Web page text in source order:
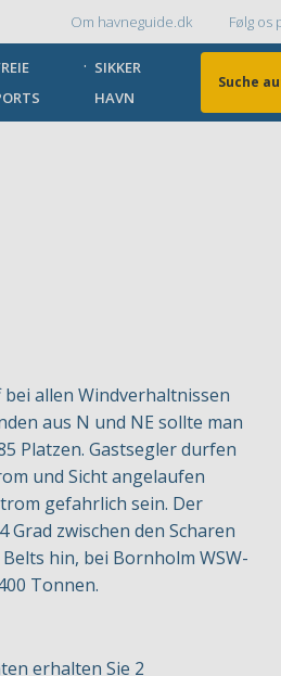
Om havneguide.dk Følg os
SIKKER
HAVN
Suche
allen Windverhaltnissen
aus N und NE sollte man
Platzen. Gastsegler durfen
und Sicht angelaufen
gefahrlich sein. Der
zwischen den Scharen
hin, bei Bornholm WSW-
Tonnen.
erhalten Sie 2